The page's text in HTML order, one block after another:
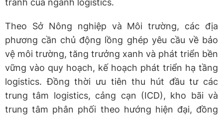
tranh của ngành logistics.
Theo Sở Nông nghiệp và Môi trường, các địa
phương cần chủ động lồng ghép yêu cầu về bảo
vệ môi trường, tăng trưởng xanh và phát triển bền
vững vào quy hoạch, kế hoạch phát triển hạ tầng
logistics. Đồng thời ưu tiên thu hút đầu tư các
trung tâm logistics, cảng cạn (ICD), kho bãi và
trung tâm phân phối theo hướng hiện đại, đồng